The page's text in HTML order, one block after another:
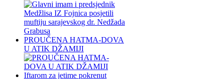
PROUČENA HATMA-DOVA
U ATIK DŽAMIJI
Iftarom za jetime pokrenut